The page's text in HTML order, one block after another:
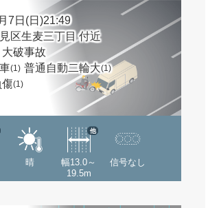
7日(日)21:49
区生麦三丁目 付近
破事故
(1) 普通自動二輪大(1)
傷(1)
晴
幅13.0～
19.5m
他
信号なし